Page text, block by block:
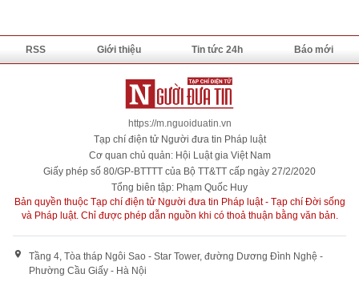
RSS Giới thiệu Tin tức 24h Báo mới
https://m.nguoiduatin.vn
Tạp chí điện tử Người đưa tin Pháp luật
Cơ quan chủ quản: Hội Luật gia Việt Nam
Giấy phép số 80/GP-BTTTT của Bộ TT&TT cấp ngày 27/2/2020
Tổng biên tập: Phạm Quốc Huy
Bản quyền thuộc Tạp chí điện tử Người đưa tin Pháp luật - Tạp chí Đời sống
và Pháp luật. Chỉ được phép dẫn nguồn khi có thoả thuận bằng văn bản.
Tầng 4, Tòa tháp Ngôi Sao - Star Tower, đường Dương Đình Nghệ -
Phường Cầu Giấy - Hà Nội